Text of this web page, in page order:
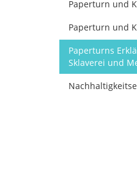
Paperturn und
Paperturn und
Paperturns
Sklaverei und